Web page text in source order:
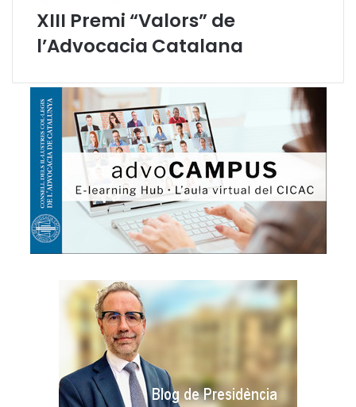
XIII Premi “Valors” de
l’Advocacia Catalana